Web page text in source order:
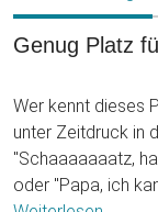
Genug Platz
Wer kennt dieses
unter Zeitdruck in
"Schaaaaaaatz,
oder "Papa, ich